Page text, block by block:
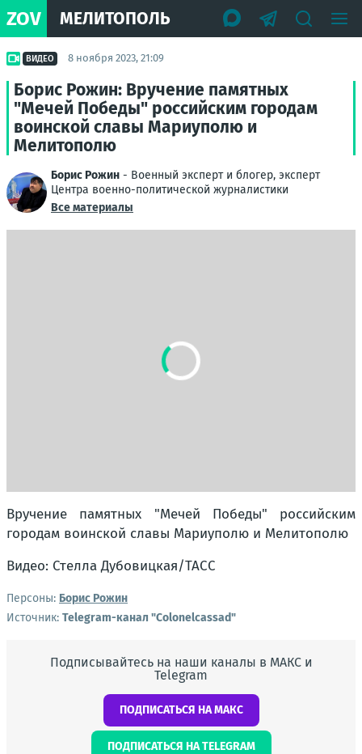
ZOV МЕЛИТОПОЛЬ
ВИДЕО 8 ноября 2023, 21:09
Борис Рожин: Вручение памятных
"Мечей Победы" российским городам
воинской славы Мариуполю и
Мелитополю
Борис Рожин - Военный эксперт и блогер, эксперт
Центра военно-политической журналистики
Все материалы
Вручение памятных "Мечей Победы" российским
городам воинской славы Мариуполю и Мелитополю
Видео: Стелла Дубовицкая/ТАСС
Персоны: Борис Рожин
Источник: Telegram-канал "Сolonelcassad"
Подписывайтесь на наши каналы в МАКС и
Telegram
ПОДПИСАТЬСЯ НА МАКС
ПОДПИСАТЬСЯ НА TELEGRAM